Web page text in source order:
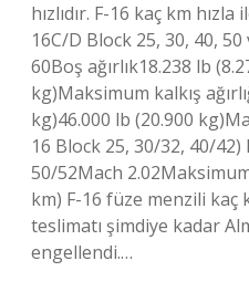
hızlıdır. F-16 kaç km
16C/D Block 25, 30, 40,
60Boş ağırlık18.238 lb
kg)Maksimum kalkış
kg)46.000 lb (20.900
16 Block 25, 30/32, 40/42)
50/52Mach
km) F-16 füze menzili kaç
teslimatı şimdiye kadar
engellendi.…